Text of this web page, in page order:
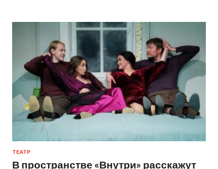
ТЕАТР
В пространстве «Внутри» расскажут